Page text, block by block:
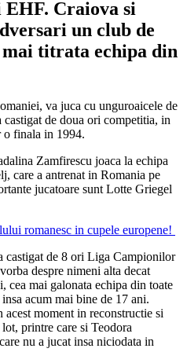
Craiova si
un club de
titrata echipa din
va juca cu unguroaicele de
de doua ori competitia, in
o finala in 1994.
Zamfirescu joaca la echipa
care a antrenat in Romania pe
jucatoare sunt Lotte Griegel
romanesc in cupele europene!
castigat de 8 ori Liga Campionilor
despre nimeni alta decat
cea mai galonata echipa din toate
acum mai bine de 17 ani.
moment in reconstructie si
printre care si Teodora
nu a jucat insa niciodata in